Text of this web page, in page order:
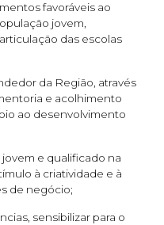
favoráveis ao
jovem,
das escolas
da Região, através
e acolhimento
ao desenvolvimento
e qualificado na
à criatividade e à
de negócio;
sensibilizar para o